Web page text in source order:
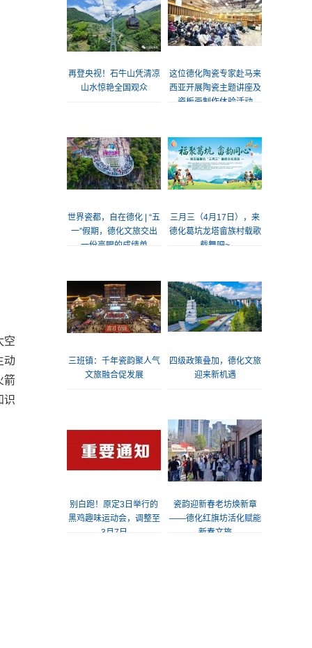
空
动
箭
识
再登央视！石牛山凭清凉
山水惊艳全国观众
这位德化陶瓷专家赴马来
西亚开展陶瓷主题讲座及
瓷板画制作体验活动
世界瓷都，自在德化 | “五
一”假期，德化文旅交出
一份亮眼的成绩单
三月三（4月17日），来
德化葛坑龙塔畲族村载歌
载舞吧~
三班镇：千年瓷韵聚人气
文旅融合促发展
四级政策叠加，德化文旅
迎来新机遇
别白跑！原定3日举行的
黑鸡趣味运动会，调整至
3月7日
瓷韵迎新春老坊焕新章
——德化红旗坊活化赋能
新春文旅